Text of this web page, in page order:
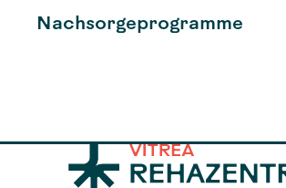
Nachsorgeprogramme